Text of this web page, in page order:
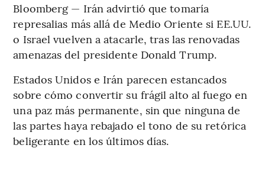
Bloomberg — Irán advirtió que tomaría
represalias más allá de Medio Oriente si EE.UU.
o Israel vuelven a atacarle, tras las renovadas
amenazas del presidente Donald Trump.
Estados Unidos e Irán parecen estancados
sobre cómo convertir su frágil alto al fuego en
una paz más permanente, sin que ninguna de
las partes haya rebajado el tono de su retórica
beligerante en los últimos días.